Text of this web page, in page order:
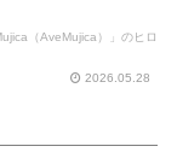
（AveMujica）」のヒロ
2026.05.28